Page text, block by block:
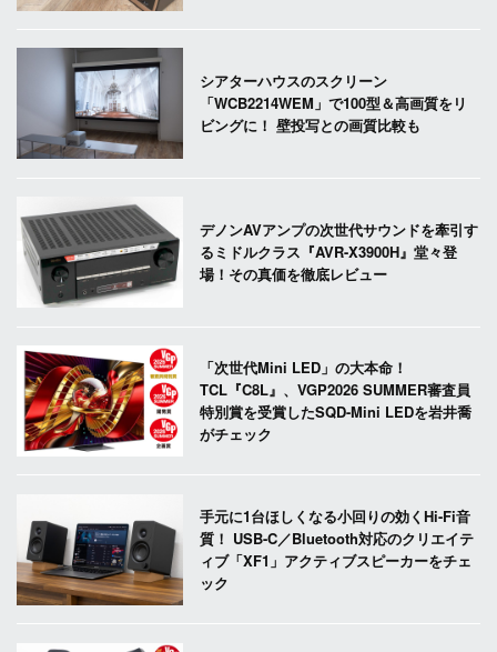
シアターハウスのスクリーン
「WCB2214WEM」で100型＆高画質をリ
ビングに！ 壁投写との画質比較も
デノンAVアンプの次世代サウンドを牽引す
るミドルクラス『AVR-X3900H』堂々登
場！その真価を徹底レビュー
「次世代Mini LED」の大本命！
TCL『C8L』、VGP2026 SUMMER審査員
特別賞を受賞したSQD-Mini LEDを岩井喬
がチェック
手元に1台ほしくなる小回りの効くHi-Fi音
質！ USB-C／Bluetooth対応のクリエイテ
ィブ「XF1」アクティブスピーカーをチェ
ック